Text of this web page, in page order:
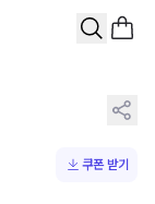
쿠폰 받기